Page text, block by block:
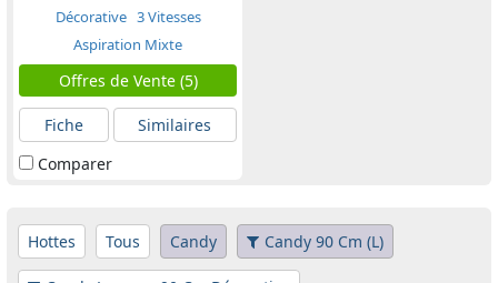
Décorative 3 Vitesses
Aspiration Mixte
Offres de Vente (5)
Fiche
Similaires
Comparer
Hottes Tous Candy Candy 90 Cm (L)